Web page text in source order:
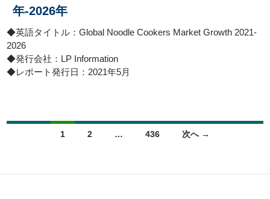
年-2026年
◆英語タイトル：Global Noodle Cookers Market Growth 2021-
2026
◆発行会社：LP Information
◆レポート発行日：2021年5月
投稿ナビゲーション
1 2 … 436 次へ →